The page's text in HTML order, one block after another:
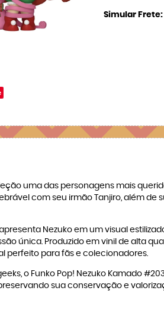
Simular Frete:
uma das personagens mais
com seu irmão Tanjiro, além
Nezuko em um visual
única. Produzido em vinil de alta
perfeito para fãs e colecionadores.
o Funko Pop! Nezuko Kamado
sua conservação e